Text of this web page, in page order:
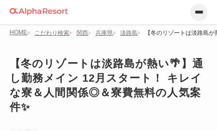
HOME こだわり検索 関西 兵庫県 淡路島 【冬のリゾートは淡路島
【冬のリゾートは淡路島が熱い🌴】通
し勤務メイン 12月スタート！ キレイ
な寮＆人間関係◎＆寮費無料の人気案
件✨